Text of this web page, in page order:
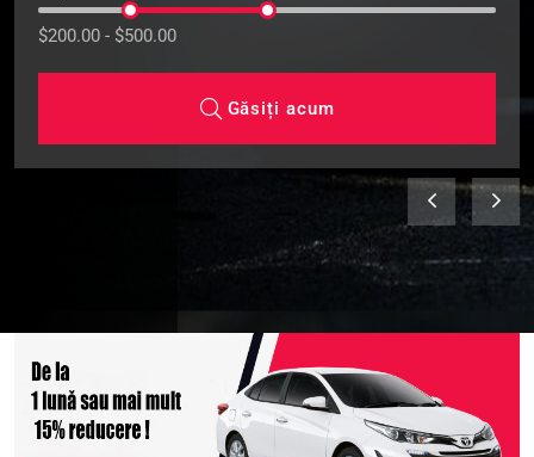
$200.00 - $500.00
Găsiți acum